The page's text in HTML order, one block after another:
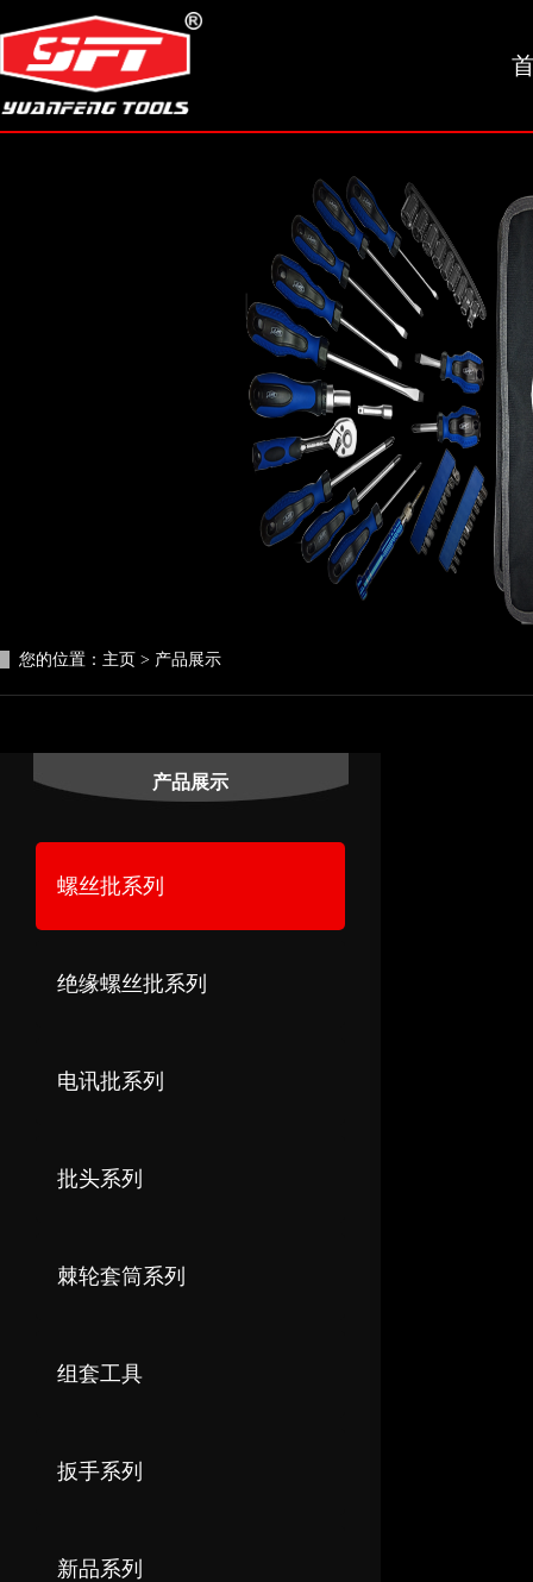
您的位置： 主页 > 产品展示
产品展示
螺丝批系列
绝缘螺丝批系列
电讯批系列
批头系列
棘轮套筒系列
组套工具
扳手系列
新品系列